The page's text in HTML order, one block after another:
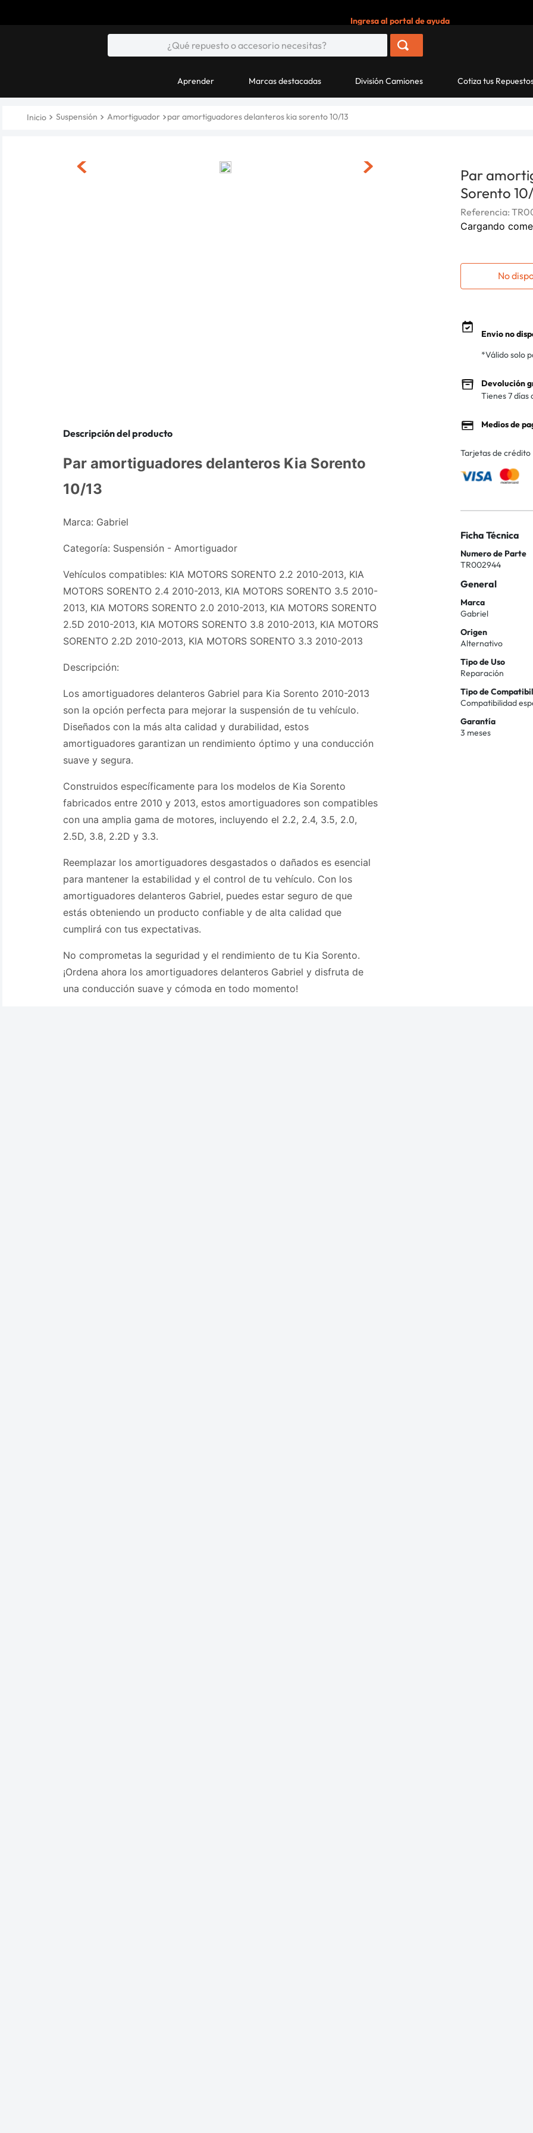
Ingresa al portal de ayuda
Aprender Marcas destacadas División Camiones Cotiza tus
Suspensión Amortiguador par amortiguadores delanteros kia sorento 10/13
Descripción del producto
Par amortiguadores delanteros Kia Sorento
10/13
Marca: Gabriel
Categoría: Suspensión - Amortiguador
Vehículos compatibles: KIA MOTORS SORENTO 2.2 2010-2013, KIA
MOTORS SORENTO 2.4 2010-2013, KIA MOTORS SORENTO 3.5 2010-
2013, KIA MOTORS SORENTO 2.0 2010-2013, KIA MOTORS SORENTO
2.5D 2010-2013, KIA MOTORS SORENTO 3.8 2010-2013, KIA MOTORS
SORENTO 2.2D 2010-2013, KIA MOTORS SORENTO 3.3 2010-2013
Descripción:
Los amortiguadores delanteros Gabriel para Kia Sorento 2010-2013
son la opción perfecta para mejorar la suspensión de tu vehículo.
Diseñados con la más alta calidad y durabilidad, estos
amortiguadores garantizan un rendimiento óptimo y una conducción
suave y segura.
Construidos específicamente para los modelos de Kia Sorento
fabricados entre 2010 y 2013, estos amortiguadores son compatibles
con una amplia gama de motores, incluyendo el 2.2, 2.4, 3.5, 2.0,
2.5D, 3.8, 2.2D y 3.3.
Reemplazar los amortiguadores desgastados o dañados es esencial
para mantener la estabilidad y el control de tu vehículo. Con los
amortiguadores delanteros Gabriel, puedes estar seguro de que
estás obteniendo un producto confiable y de alta calidad que
cumplirá con tus expectativas.
No comprometas la seguridad y el rendimiento de tu Kia Sorento.
¡Ordena ahora los amortiguadores delanteros Gabriel y disfruta de
una conducción suave y cómoda en todo momento!
Par
Sorento
Referencia:
Cargando
No
Envio no
*Válido solo
Devolución
Tienes 7 días
Medios de
Tarjetas de crédito
Ficha Técnica
Numero de Parte
TR002944
General
Marca
Gabriel
Origen
Alternativo
Tipo de Uso
Reparación
Tipo de
Compatibilidad
Garantía
3 meses